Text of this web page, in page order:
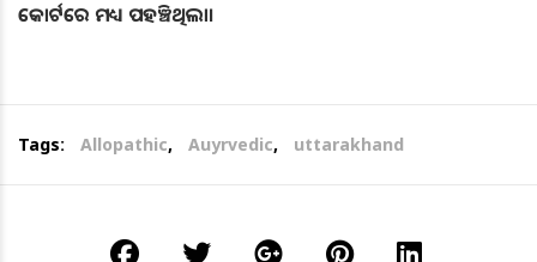
କୋର୍ଟରେ ମଧ୍ୟ ପହଞ୍ଚିଥିଲା।
Tags: Allopathic, Auyrvedic, uttarakhand